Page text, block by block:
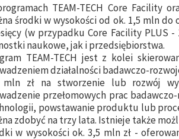
TEAM-TECH Core Facility
środki w wysokości od ok. 1,5 mln
(w przypadku Core Facility PLUS
naukowe, jak i przedsiębiorstwa.
TEAM-TECH jest z kolei
działalności badawczo-
mln zł na stworzenie lub rozwój
przełomowych prac
powstawanie produktu lub
zdobyć na trzy lata. Istnieje także
w wysokości ok. 3,5 mln zł -